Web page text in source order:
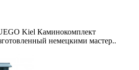
Kiel Каминокомплект
немецкими мастер..